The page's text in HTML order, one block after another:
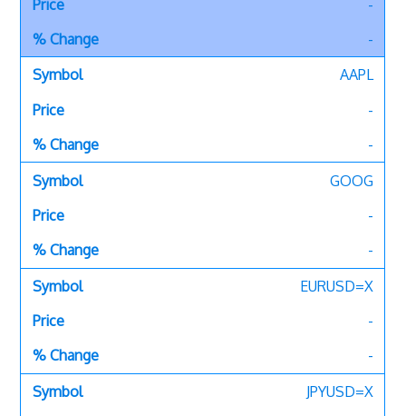
-
-
AAPL
-
-
GOOG
-
-
EURUSD=X
-
-
JPYUSD=X